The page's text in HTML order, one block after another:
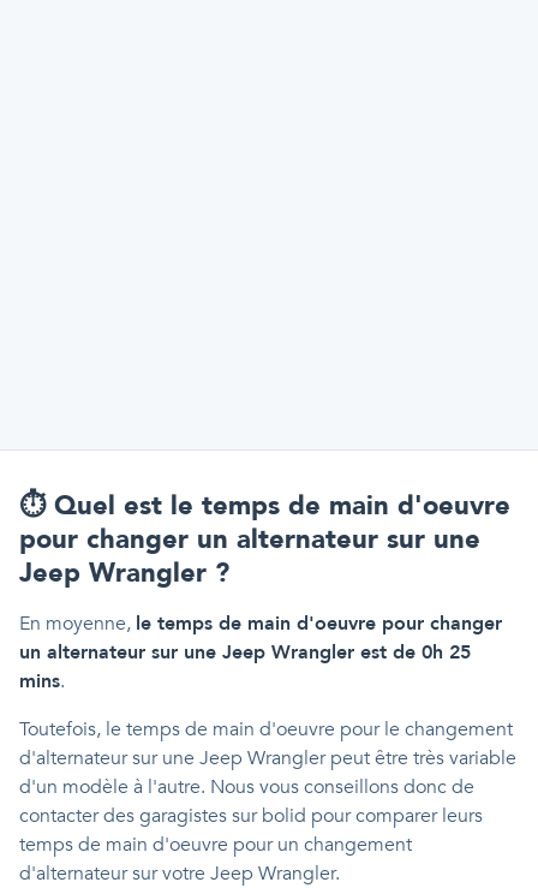
⏱️ Quel est le temps de main d'oeuvre
pour changer un alternateur sur une
Jeep Wrangler ?
En moyenne, le temps de main d'oeuvre pour changer
un alternateur sur une Jeep Wrangler est de 0h 25
mins.
Toutefois, le temps de main d'oeuvre pour le changement
d'alternateur sur une Jeep Wrangler peut être très variable
d'un modèle à l'autre. Nous vous conseillons donc de
contacter des garagistes sur bolid pour comparer leurs
temps de main d'oeuvre pour un changement
d'alternateur sur votre Jeep Wrangler.